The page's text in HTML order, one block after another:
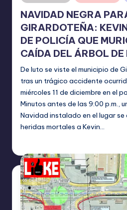
en
NAVIDAD NEGRA
GIRARDOTEÑA:
DE POLICÍA QUE
CAÍDA DEL ÁRBOL DE
De luto se viste el municipio de
tras un trágico accidente
miércoles 11 de diciembre en el
Minutos antes de las 9:00 p.m.,
Navidad instalado en el lugar
heridas mortales a Kevin…